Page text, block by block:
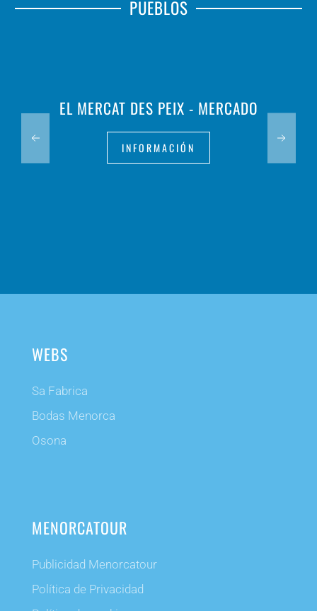
PUEBLOS
EL MERCAT DES PEIX - MERCADO
INFORMACIÓN
WEBS
Sa Fabrica
Bodas Menorca
Osona
MENORCATOUR
Publicidad Menorcatour
Política de Privacidad